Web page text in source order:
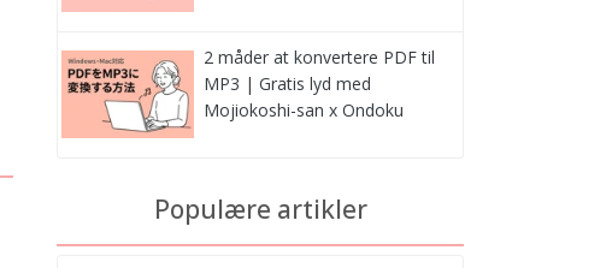
2 måder at konvertere PDF til
MP3 | Gratis lyd med
Mojiokoshi-san x Ondoku
Populære artikler